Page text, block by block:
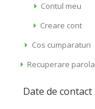
Contul meu
Creare cont
Cos cumparaturi
Recuperare parola
Date de contact